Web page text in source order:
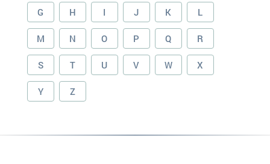
G H I J K L
M N O P Q R
S T U V W X
Y Z